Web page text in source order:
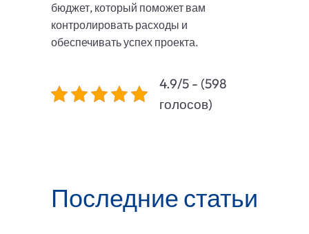
бюджет, который поможет вам
контролировать расходы и
обеспечивать успех проекта.
4.9/5 - (598
голосов)
Последние статьи